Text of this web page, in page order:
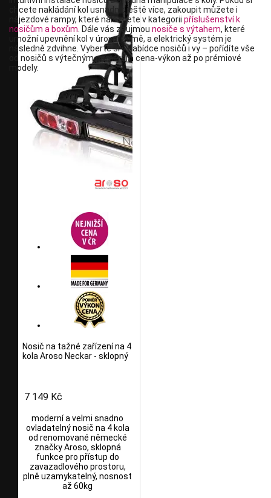
chcete nakládání kol usnadnit ještě více, zakoupit můžete i
nájezdové rampy, které naleznete v kategorii příslušenství k
nosičům a boxům . Dále vás zaujmou nosiče s výtahem, které
umožní upevnění kol v úrovni země, a elektrický systém je
následně zdvihne. Vyberte si v nabídce nosičů i vy – pořídíte vše
od nosičů s výtečným poměrem cena-výkon až po prémiové
modely.
Nosič na tažné zařízení na 4
kola Aroso Neckar - sklopný
7 149 Kč
moderní a velmi snadno
ovladatelný nosič na 4 kola
od renomované německé
značky Aroso, sklopná
funkce pro přístup do
zavazadlového prostoru,
plně uzamykatelný, nosnost
až 60kg